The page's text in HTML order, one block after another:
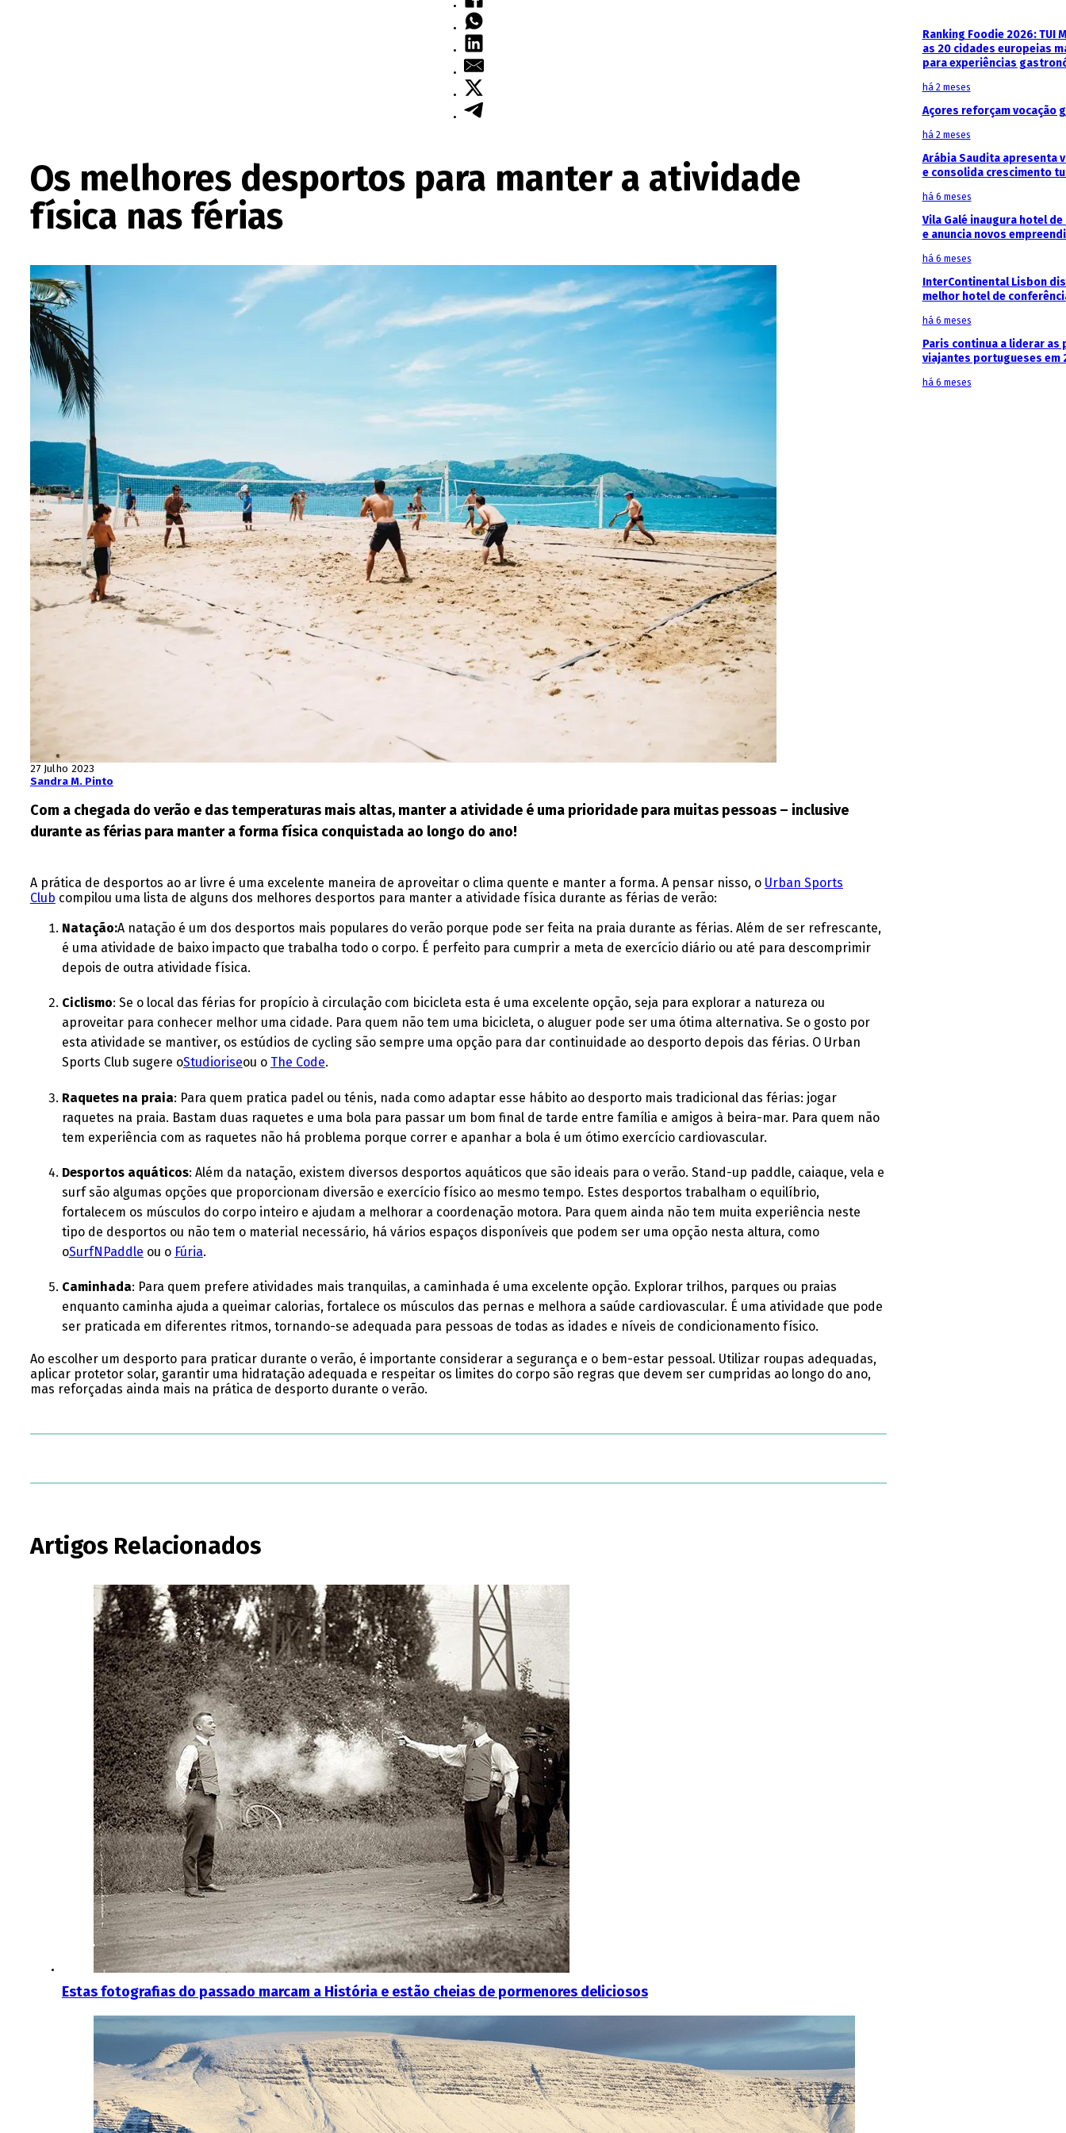
Os melhores desportos para manter a atividade
física nas férias
27 Julho 2023
Sandra M. Pinto
Com a chegada do verão e das temperaturas mais altas, manter a atividade é uma prioridade para muitas pessoas – inclusive
durante as férias para manter a forma física conquistada ao longo do ano!
A prática de desportos ao ar livre é uma excelente maneira de aproveitar o clima quente e manter a forma. A pensar nisso, o Urban Sports
Club compilou uma lista de alguns dos melhores desportos para manter a atividade física durante as férias de verão:
Natação:A natação é um dos desportos mais populares do verão porque pode ser feita na praia durante as férias. Além de ser refrescante,
é uma atividade de baixo impacto que trabalha todo o corpo. É perfeito para cumprir a meta de exercício diário ou até para descomprimir
depois de outra atividade física.
Ciclismo: Se o local das férias for propício à circulação com bicicleta esta é uma excelente opção, seja para explorar a natureza ou
aproveitar para conhecer melhor uma cidade. Para quem não tem uma bicicleta, o aluguer pode ser uma ótima alternativa. Se o gosto por
esta atividade se mantiver, os estúdios de cycling são sempre uma opção para dar continuidade ao desporto depois das férias. O Urban
Sports Club sugere oStudioriseou o The Code.
Raquetes na praia: Para quem pratica padel ou ténis, nada como adaptar esse hábito ao desporto mais tradicional das férias: jogar
raquetes na praia. Bastam duas raquetes e uma bola para passar um bom final de tarde entre família e amigos à beira-mar. Para quem não
tem experiência com as raquetes não há problema porque correr e apanhar a bola é um ótimo exercício cardiovascular.
Desportos aquáticos: Além da natação, existem diversos desportos aquáticos que são ideais para o verão. Stand-up paddle, caiaque, vela e
surf são algumas opções que proporcionam diversão e exercício físico ao mesmo tempo. Estes desportos trabalham o equilíbrio,
fortalecem os músculos do corpo inteiro e ajudam a melhorar a coordenação motora. Para quem ainda não tem muita experiência neste
tipo de desportos ou não tem o material necessário, há vários espaços disponíveis que podem ser uma opção nesta altura, como
oSurfNPaddle ou o Fúria.
Caminhada: Para quem prefere atividades mais tranquilas, a caminhada é uma excelente opção. Explorar trilhos, parques ou praias
enquanto caminha ajuda a queimar calorias, fortalece os músculos das pernas e melhora a saúde cardiovascular. É uma atividade que pode
ser praticada em diferentes ritmos, tornando-se adequada para pessoas de todas as idades e níveis de condicionamento físico.
Ao escolher um desporto para praticar durante o verão, é importante considerar a segurança e o bem-estar pessoal. Utilizar roupas adequadas,
aplicar protetor solar, garantir uma hidratação adequada e respeitar os limites do corpo são regras que devem ser cumpridas ao longo do ano,
mas reforçadas ainda mais na prática de desporto durante o verão.
Artigos Relacionados
Estas fotografias do passado marcam a História e estão cheias de pormenores deliciosos
Ranking Foodie 2026: TUI
as 20 cidades europeias
para experiências
há 2 meses
Açores reforçam vocação
há 2 meses
Arábia Saudita apresenta
e consolida crescimento
há 6 meses
Vila Galé inaugura hotel de
e anuncia novos
há 6 meses
InterContinental Lisbon
melhor hotel de
há 6 meses
Paris continua a liderar as
viajantes portugueses em
há 6 meses